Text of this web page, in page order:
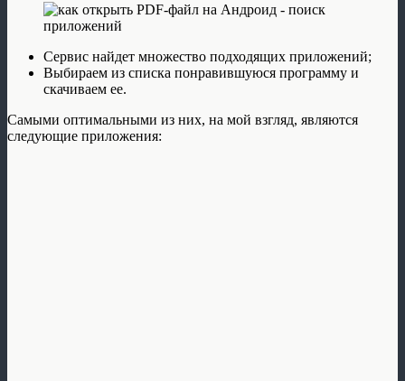
Сервис найдет множество подходящих приложений;
Выбираем из списка понравившуюся программу и
скачиваем ее.
Самыми оптимальными из них, на мой взгляд, являются
следующие приложения: